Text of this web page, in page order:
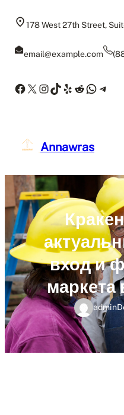
178 West 27th Street,
email@example.com
Facebook
X Instagram
TikTok
Yelp
Reddit
Annawras
вход и
маркета
admin